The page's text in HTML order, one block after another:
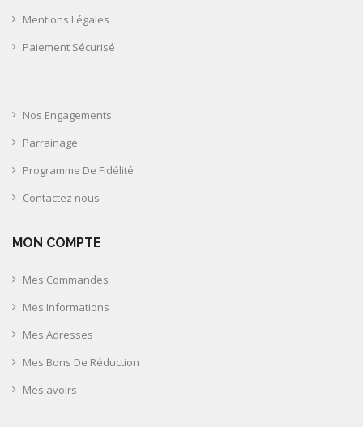
Mentions Légales
Paiement Sécurisé
Nos Engagements
Parrainage
Programme De Fidélité
Contactez nous
MON COMPTE
Mes Commandes
Mes Informations
Mes Adresses
Mes Bons De Réduction
Mes avoirs